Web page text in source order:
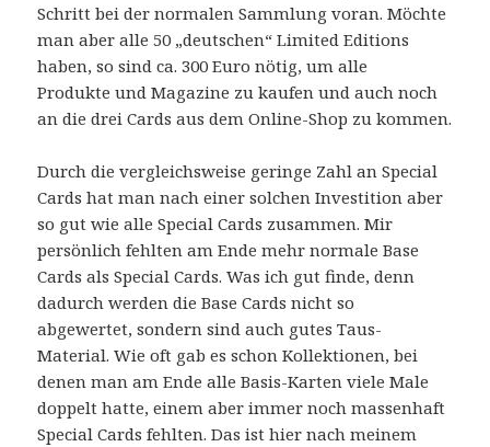
Schritt bei der normalen Sammlung voran. Möchte
man aber alle 50 „deutschen“ Limited Editions
haben, so sind ca. 300 Euro nötig, um alle
Produkte und Magazine zu kaufen und auch noch
an die drei Cards aus dem Online-Shop zu kommen.
Durch die vergleichsweise geringe Zahl an Special
Cards hat man nach einer solchen Investition aber
so gut wie alle Special Cards zusammen. Mir
persönlich fehlten am Ende mehr normale Base
Cards als Special Cards. Was ich gut finde, denn
dadurch werden die Base Cards nicht so
abgewertet, sondern sind auch gutes Taus-
Material. Wie oft gab es schon Kollektionen, bei
denen man am Ende alle Basis-Karten viele Male
doppelt hatte, einem aber immer noch massenhaft
Special Cards fehlten. Das ist hier nach meinem